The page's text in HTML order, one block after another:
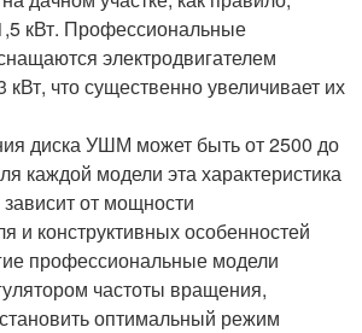
кВт. Профессиональные
электродвигателем
что существенно увеличивает их
диска УШМ может быть от 2500 до
каждой модели эта характеристика
от мощности
и конструктивных особенностей
профессиональные модели
частоты вращения,
оптимальный режим